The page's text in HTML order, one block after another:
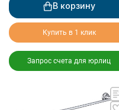
В корзину
Купить в 1 клик
Запрос счета для юрлиц